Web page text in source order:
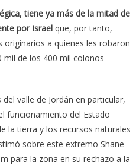
tiene ya más de la mitad de
por Israelque, por tanto,
a quienes les robaron
mil de los 400 mil colonos
valle de Jordán en particular,
funcionamiento del Estado
la tierra y los recursos naturales
sobre este extremo Shane
para la zona en su rechazo a la